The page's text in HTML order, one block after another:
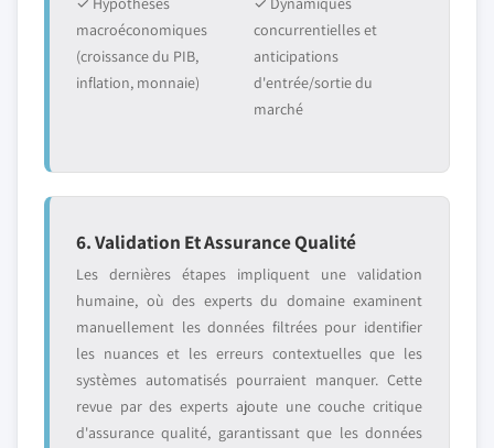
macroéconomiques
(croissance du PIB,
inflation, monnaie)
concurrentielles et
anticipations
d'entrée/sortie du
marché
6. Validation Et Assurance Qualité
Les dernières étapes impliquent une validation
humaine, où des experts du domaine examinent
manuellement les données filtrées pour identifier
les nuances et les erreurs contextuelles que les
systèmes automatisés pourraient manquer. Cette
revue par des experts ajoute une couche critique
d'assurance qualité, garantissant que les données